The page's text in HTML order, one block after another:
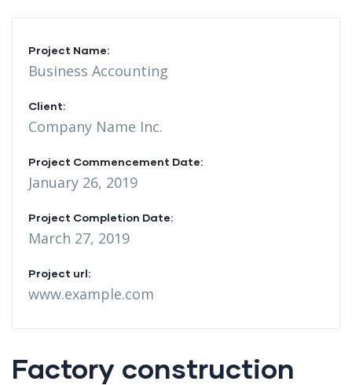
Project Name:
Business Accounting
Client:
Company Name Inc.
Project Commencement Date:
January 26, 2019
Project Completion Date:
March 27, 2019
Project url:
www.example.com
Factory construction